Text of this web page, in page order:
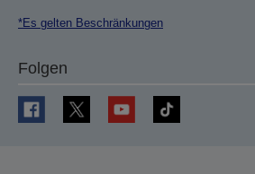
*Es gelten Beschränkungen
Folgen